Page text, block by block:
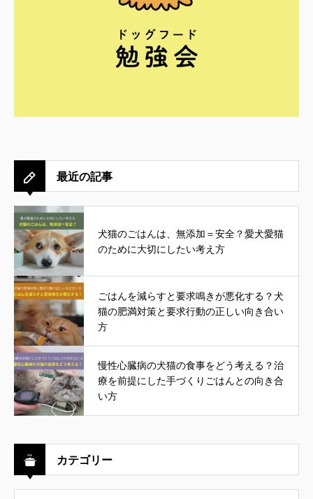
最近の記事
犬猫のごはんは、無添加＝安全？愛犬愛猫
のために大切にしたい考え方
ごはんを減らすと要求鳴きが悪化する？犬
猫の肥満対策と要求行動の正しい向き合い
方
慢性心臓病の犬猫の食事をどう考える？治
療を前提にした手づくりごはんとの向き合
い方
カテゴリー